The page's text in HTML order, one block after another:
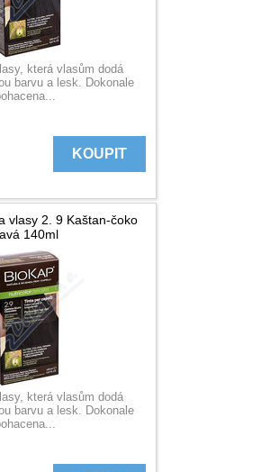
která vlasům dodá
barvu a lesk. Dokonale
KOUPIT
vlasy 2. 9 Kaštan-čoko
140ml
která vlasům dodá
barvu a lesk. Dokonale